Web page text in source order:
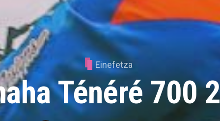
Einefetza
Ténéré 700